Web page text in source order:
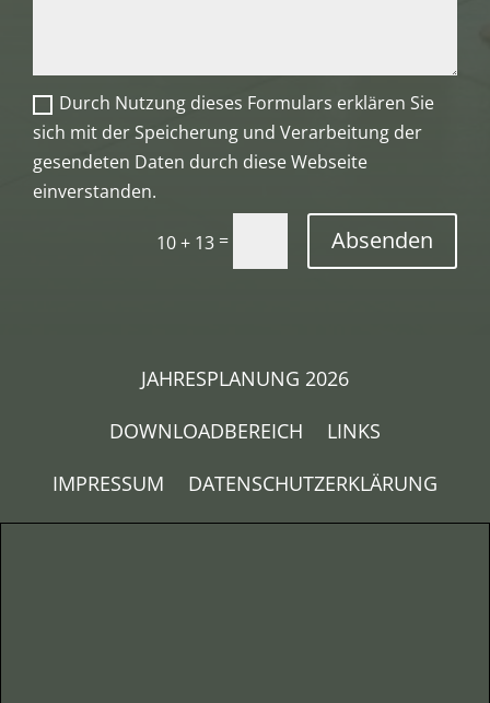
Durch Nutzung dieses Formulars erklären Sie
sich mit der Speicherung und Verarbeitung der
gesendeten Daten durch diese Webseite
einverstanden.
10 + 13 = Absenden
JAHRESPLANUNG 2026
DOWNLOADBEREICH
LINKS
IMPRESSUM
DATENSCHUTZERKLÄRUNG